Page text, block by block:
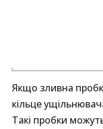
Якщо зливна
кільце
Такі пробки